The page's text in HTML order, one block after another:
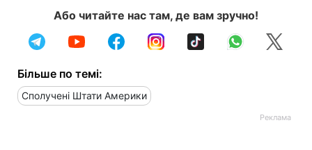
Або читайте нас там, де вам зручно!
Більше по темі:
Сполучені Штати Америки